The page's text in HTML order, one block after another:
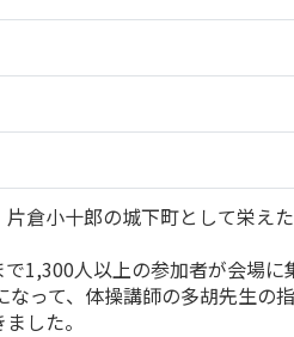
倉小十郎の城下町として栄え
1,300人以上の参加者が会場に
って、体操講師の多胡先生
した。